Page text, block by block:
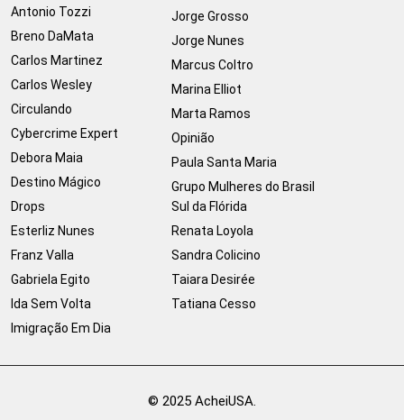
Antonio Tozzi
Breno DaMata
Carlos Martinez
Carlos Wesley
Circulando
Cybercrime Expert
Debora Maia
Destino Mágico
Drops
Esterliz Nunes
Franz Valla
Gabriela Egito
Ida Sem Volta
Imigração Em Dia
Jorge Grosso
Jorge Nunes
Marcus Coltro
Marina Elliot
Marta Ramos
Opinião
Paula Santa Maria
Grupo Mulheres do Brasil
Sul da Flórida
Renata Loyola
Sandra Colicino
Taiara Desirée
Tatiana Cesso
© 2025 AcheiUSA.